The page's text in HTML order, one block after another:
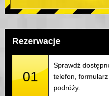
Rezerwacje
01
Sprawdź
telefon,
podróży.